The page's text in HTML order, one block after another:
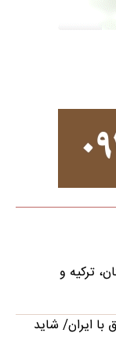
ترکیه و
با ایران/ شاید